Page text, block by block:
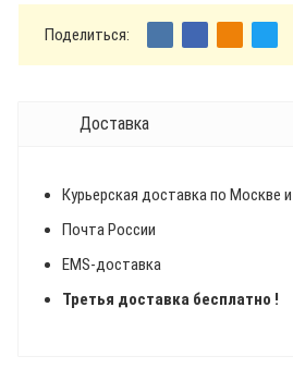
Поделиться:
Доставка
Курьерская доставка по Москве
Почта России
EMS-доставка
Третья доставка бесплатно !